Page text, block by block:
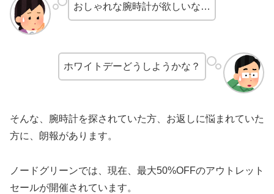
おしゃれな腕時計が欲しいな…
ホワイトデーどうしようかな？
そんな、腕時計を探されていた方、お返しに悩まれていた
方に、朗報があります。
ノードグリーンでは、現在、最大50%OFFのアウトレット
セールが開催されています。